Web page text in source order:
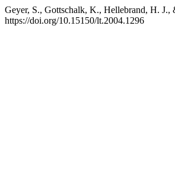
Geyer, S., Gottschalk, K., Hellebrand, H.
https://doi.org/10.15150/lt.2004.1296